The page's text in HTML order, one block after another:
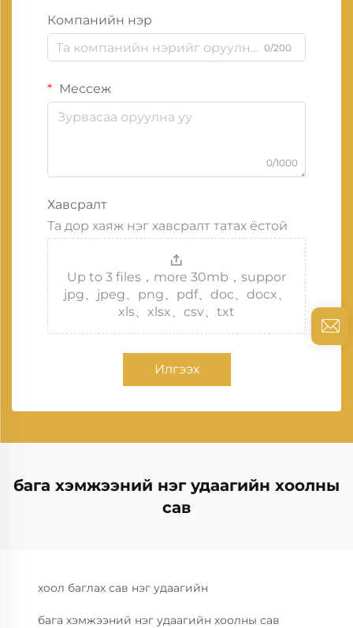
Компанийн нэр
0/200
Мессеж
0/1000
Хавсралт
Та дор хаяж нэг хавсралт татах ёстой
Up to 3 files，more 30mb，suppor
jpg、jpeg、png、pdf、doc、docx、
xls、xlsx、csv、txt
Илгээх
бага хэмжээний нэг удаагийн хоолны
сав
хоол баглах сав нэг удаагийн
бага хэмжээний нэг удаагийн хоолны сав